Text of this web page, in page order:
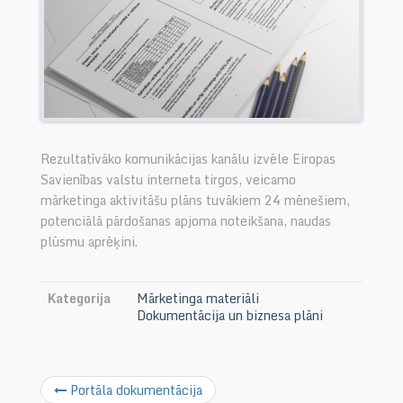
Rezultatīvāko komunikācijas kanālu izvēle Eiropas
Savienības valstu interneta tirgos, veicamo
mārketinga aktivitāšu plāns tuvākiem 24 mēnešiem,
potenciālā pārdošanas apjoma noteikšana, naudas
plūsmu aprēķini.
Kategorija
Mārketinga materiāli
Dokumentācija un biznesa plāni
Portāla dokumentācija